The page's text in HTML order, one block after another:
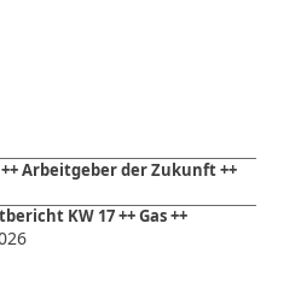
Arbeitgeber der Zukunft ++
KW 17 ++ Gas ++